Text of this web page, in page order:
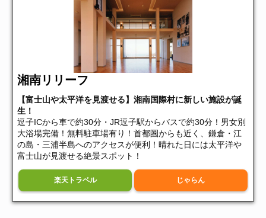
湘南リリーフ
【富士山や太平洋を見渡せる】湘南国際村に新しい施設が誕
生！
逗子ICから車で約30分・JR逗子駅からバスで約30分！男女別
大浴場完備！無料駐車場有り！首都圏からも近く、鎌倉・江
の島・三浦半島へのアクセスが便利！晴れた日には太平洋や
富士山が見渡せる絶景スポット！
楽天トラベル じゃらん